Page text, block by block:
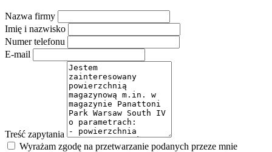
Nazwa firmy
Imię i nazwisko
Numer telefonu
E-mail
Treść zapytania
Wyrażam zgodę na przetwarzanie podanych przeze mnie